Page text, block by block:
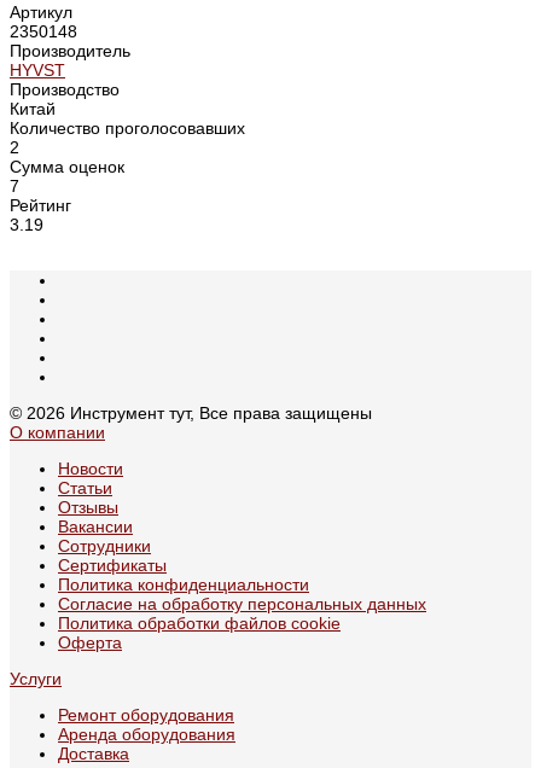
Артикул
2350148
Производитель
HYVST
Производство
Китай
Количество проголосовавших
2
Сумма оценок
7
Рейтинг
3.19
© 2026 Инструмент тут, Все права защищены
О компании
Новости
Статьи
Отзывы
Вакансии
Сотрудники
Сертификаты
Политика конфиденциальности
Согласие на обработку персональных данных
Политика обработки файлов cookie
Оферта
Услуги
Ремонт оборудования
Аренда оборудования
Доставка